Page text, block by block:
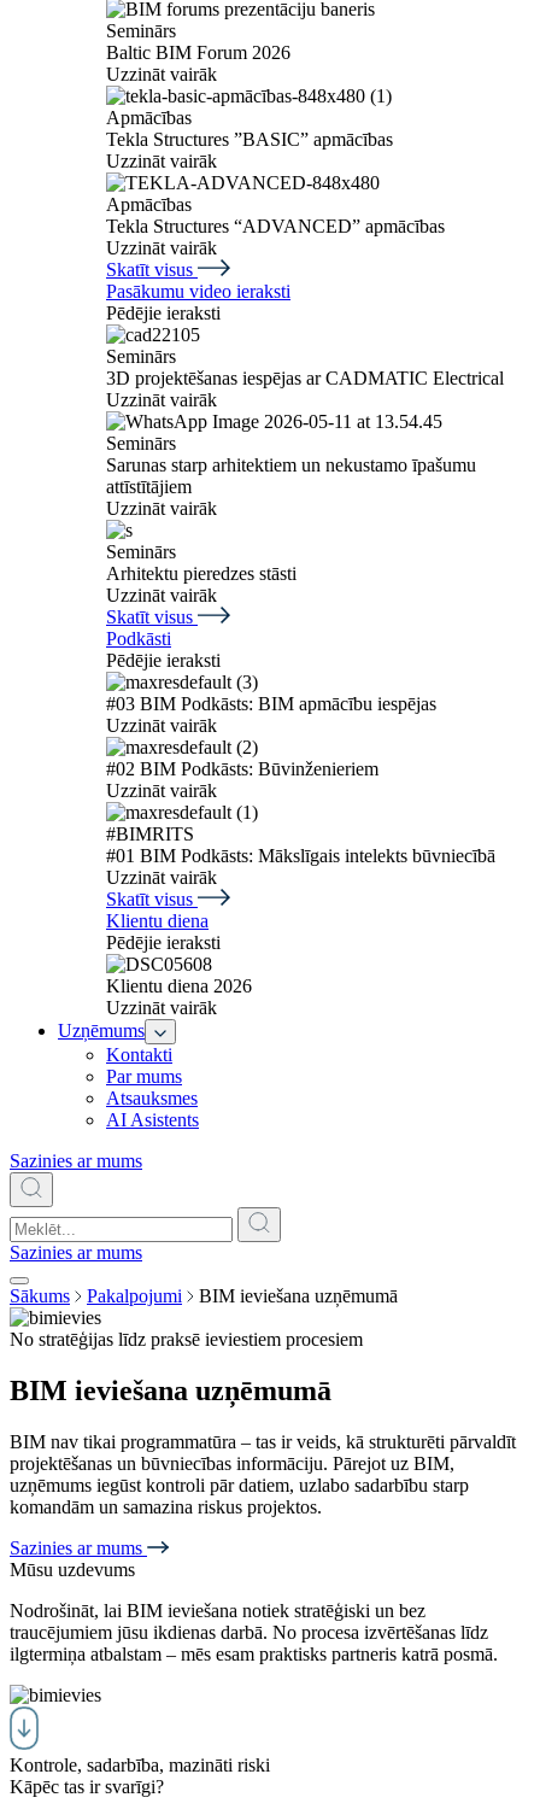
Seminārs
Baltic BIM Forum 2026
Uzzināt vairāk
Apmācības
Tekla Structures ”BASIC” apmācības
Uzzināt vairāk
Apmācības
Tekla Structures “ADVANCED” apmācības
Uzzināt vairāk
Skatīt visus
Pasākumu video ieraksti
Pēdējie ieraksti
Seminārs
3D projektēšanas iespējas ar CADMATIC Electrical
Uzzināt vairāk
Seminārs
Sarunas starp arhitektiem un nekustamo īpašumu
attīstītājiem
Uzzināt vairāk
Seminārs
Arhitektu pieredzes stāsti
Uzzināt vairāk
Skatīt visus
Podkāsti
Pēdējie ieraksti
#03 BIM Podkāsts: BIM apmācību iespējas
Uzzināt vairāk
#02 BIM Podkāsts: Būvinženieriem
Uzzināt vairāk
#BIMRITS
#01 BIM Podkāsts: Mākslīgais intelekts būvniecībā
Uzzināt vairāk
Skatīt visus
Klientu diena
Pēdējie ieraksti
Klientu diena 2026
Uzzināt vairāk
Uzņēmums
Kontakti
Par mums
Atsauksmes
AI Asistents
Sazinies ar mums
Sazinies ar mums
Sākums Pakalpojumi BIM ieviešana uzņēmumā
No stratēģijas līdz praksē ieviestiem procesiem
BIM ieviešana uzņēmumā
BIM nav tikai programmatūra – tas ir veids, kā strukturēti pārvaldīt
projektēšanas un būvniecības informāciju. Pārejot uz BIM,
uzņēmums iegūst kontroli pār datiem, uzlabo sadarbību starp
komandām un samazina riskus projektos.
Sazinies ar mums
Mūsu uzdevums
Nodrošināt, lai BIM ieviešana notiek stratēģiski un bez
traucējumiem jūsu ikdienas darbā. No procesa izvērtēšanas līdz
ilgtermiņa atbalstam – mēs esam praktisks partneris katrā posmā.
Kontrole, sadarbība, mazināti riski
Kāpēc tas ir svarīgi?